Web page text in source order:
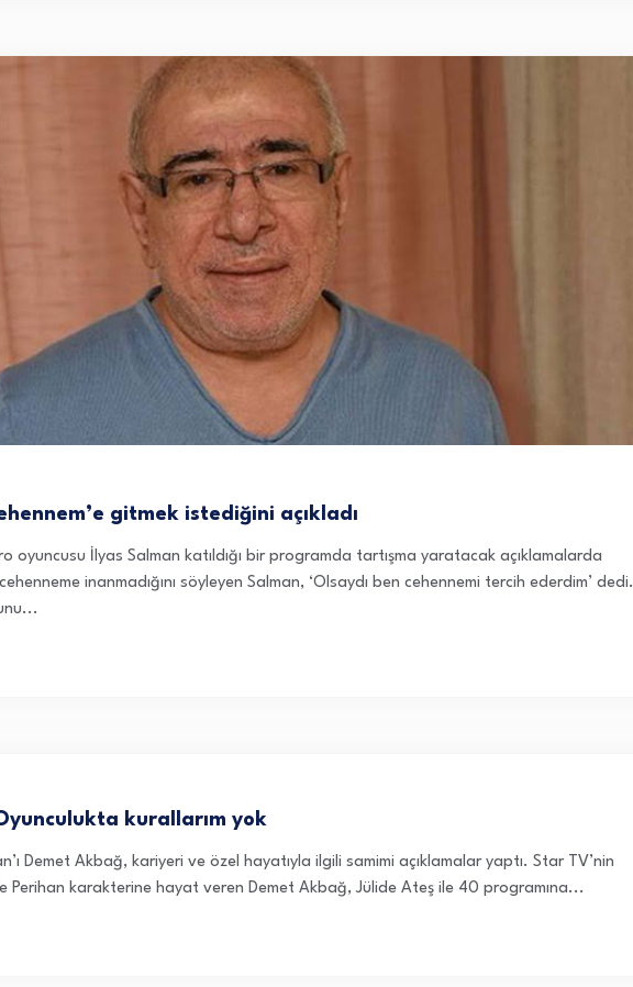
gitmek istediğini açıkladı
oyuncusu İlyas Salman katıldığı bir programda tartışma yaratacak açıklamalarda
inanmadığını söyleyen Salman, ‘Olsaydı ben cehennemi tercih ederdim’ dedi.
kurallarım yok
Demet Akbağ, kariyeri ve özel hayatıyla ilgili samimi açıklamalar yaptı. Star TV’nin
Perihan karakterine hayat veren Demet Akbağ, Jülide Ateş ile 40 programına...